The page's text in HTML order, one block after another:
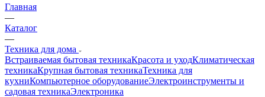
Главная
—
Каталог
—
Техника для дома
Встраиваемая бытовая техникаКрасота и уходКлиматическая
техникаКрупная бытовая техникаТехника для
кухниКомпьютерное оборудованиеЭлектроинструменты и
садовая техникаЭлектроника